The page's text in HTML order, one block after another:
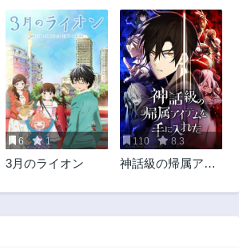
6 1
3月のライオン
110 8.3
神話級の帰属アイ